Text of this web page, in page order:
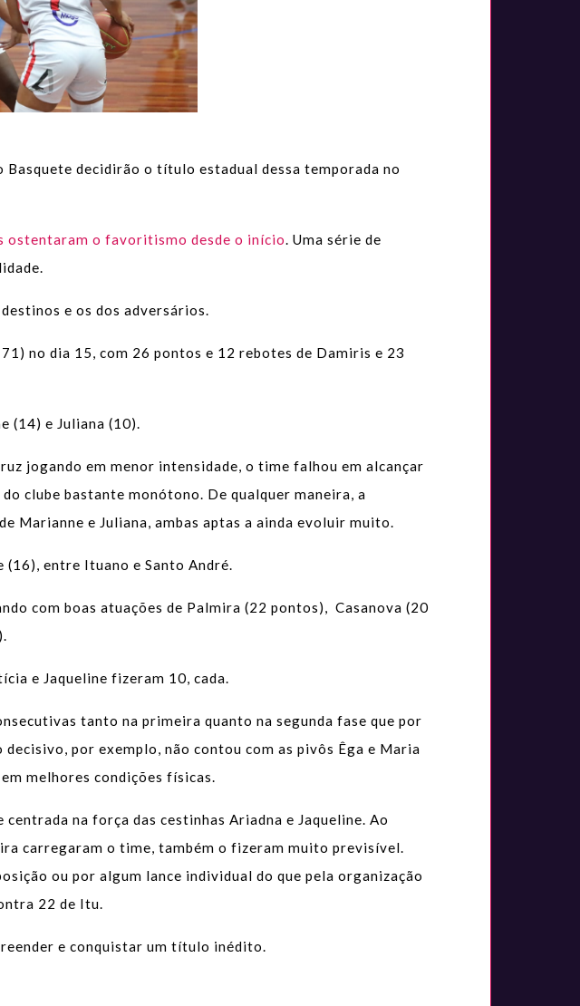
decidirão o título estadual dessa temporada no
ostentaram o favoritismo desde o início. Uma série de
e os dos adversários.
no dia 15, com 26 pontos e 12 rebotes de Damiris e 23
(14) e Juliana (10).
jogando em menor intensidade, o time falhou em alcançar
clube bastante monótono. De qualquer maneira, a
Marianne e Juliana, ambas aptas a ainda evoluir muito.
entre Ituano e Santo André.
com boas atuações de Palmira (22 pontos), Casanova (20
e Jaqueline fizeram 10, cada.
tanto na primeira quanto na segunda fase que por
por exemplo, não contou com as pivôs Êga e Maria
melhores condições físicas.
na força das cestinhas Ariadna e Jaqueline. Ao
carregaram o time, também o fizeram muito previsível.
ou por algum lance individual do que pela organização
22 de Itu.
e conquistar um título inédito.